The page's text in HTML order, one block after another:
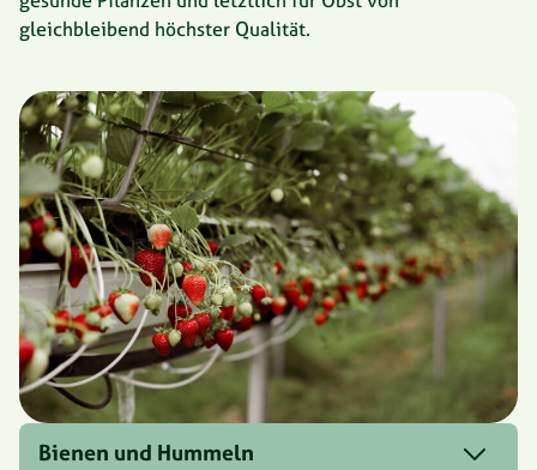
gleichbleibend höchster Qualität.
Bienen und Hummeln